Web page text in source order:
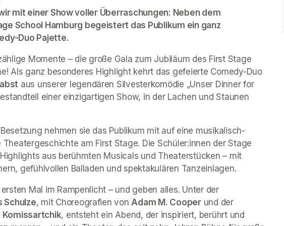
mit einer Show voller Überraschungen: Neben dem
School Hamburg begeistert das Publikum ein ganz
Duo Pajette.
Momente – die große Gala zum Jubiläum des First Stage
Theaters wird ein Fest für alle Sinne! Als ganz besonderes Highlight kehrt das gefeierte Comedy-Duo
aus unserer legendären Silvesterkomödie „Unser Dinner for
einer einzigartigen Show, in der Lachen und Staunen
nehmen sie das Publikum mit auf eine musikalisch-
am First Stage. Die Schüler:innen der Stage
aus berühmten Musicals und Theaterstücken – mit
gefühlvollen Balladen und spektakulären Tanzeinlagen.
Mal im Rampenlicht – und geben alles. Unter der
Schulze, mit Choreografien von Adam M. Cooper und der
Komissartchik, entsteht ein Abend, der inspiriert, berührt und